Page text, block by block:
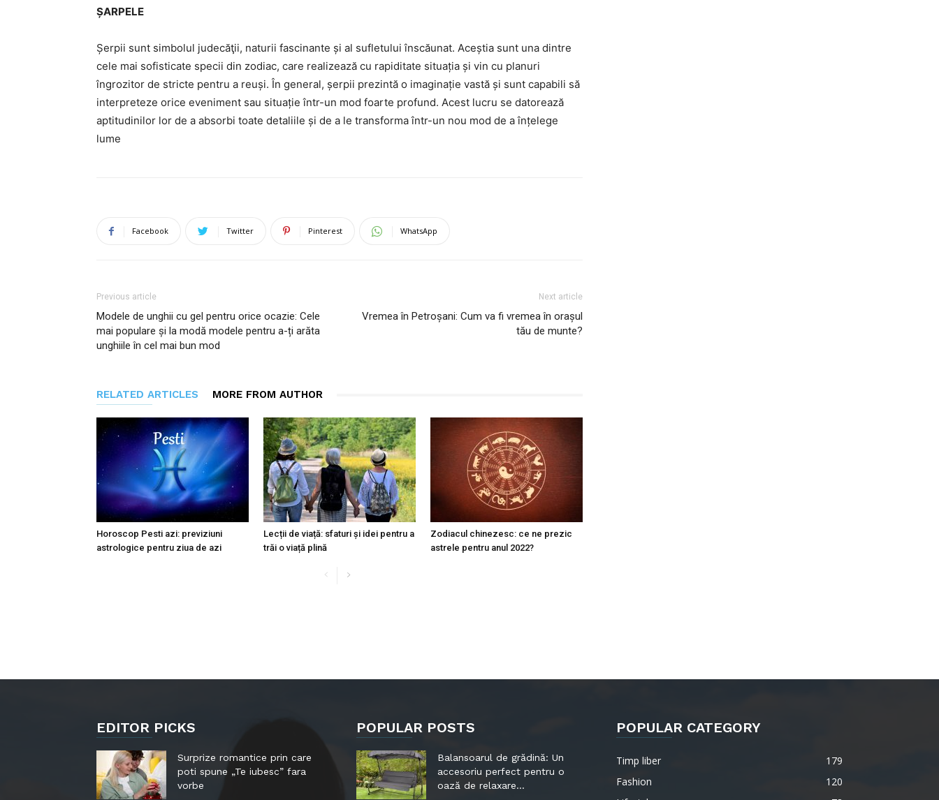
ȘARPELE
Șerpii sunt simbolul judecăţii, naturii fascinante și al sufletului înscăunat. Aceștia sunt una dintre
cele mai sofisticate specii din zodiac, care realizează cu rapiditate situația și vin cu planuri
îngrozitor de stricte pentru a reuși. În general, șerpii prezintă o imaginație vastă și sunt capabili să
interpreteze orice eveniment sau situație într-un mod foarte profund. Acest lucru se datorează
aptitudinilor lor de a absorbi toate detaliile și de a le transforma într-un nou mod de a înțelege
lume
Facebook Twitter Pinterest WhatsApp
Previous article
Modele de unghii cu gel pentru orice ocazie: Cele
mai populare și la modă modele pentru a-ți arăta
unghiile în cel mai bun mod
Next article
Vremea în Petroșani: Cum va fi vremea în orașul
tău de munte?
RELATED ARTICLES MORE FROM AUTHOR
Horoscop Pesti azi: previziuni
astrologice pentru ziua de azi
Lecții de viață: sfaturi și idei pentru a
trăi o viață plină
Zodiacul chinezesc: ce ne prezic
astrele pentru anul 2022?
EDITOR PICKS
Surprize romantice prin care
poti spune „Te iubesc” fara
vorbe
POPULAR POSTS
Balansoarul de grădină: Un
accesoriu perfect pentru o
oază de relaxare...
POPULAR CATEGORY
Timp liber
179
Fashion
120